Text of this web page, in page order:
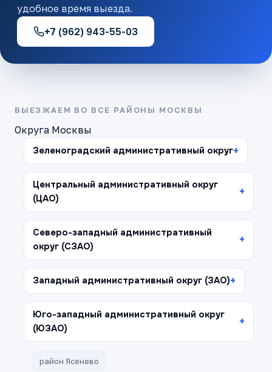
удобное время выезда.
+7 (962) 943-55-03
ВЫЕЗЖАЕМ ВО ВСЕ РАЙОНЫ МОСКВЫ
Округа Москвы
Зеленоградский административный округ
Центральный административный округ
(ЦАО)
Северо-западный административный
округ (СЗАО)
Западный административный округ (ЗАО)
Юго-западный административный округ
(ЮЗАО)
район Ясенево